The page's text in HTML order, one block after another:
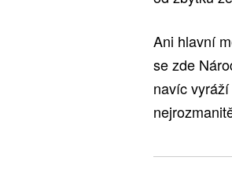
Ani hlavní
se zde
navíc